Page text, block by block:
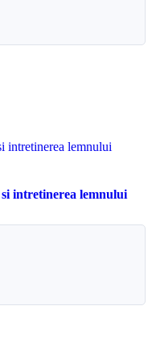
intretinerea lemnului